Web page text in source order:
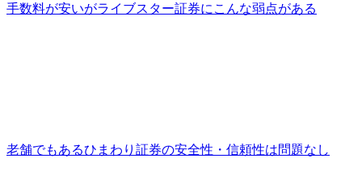
手数料が安いがライブスター証券にこんな弱点がある
老舗でもあるひまわり証券の安全性・信頼性は問題なし